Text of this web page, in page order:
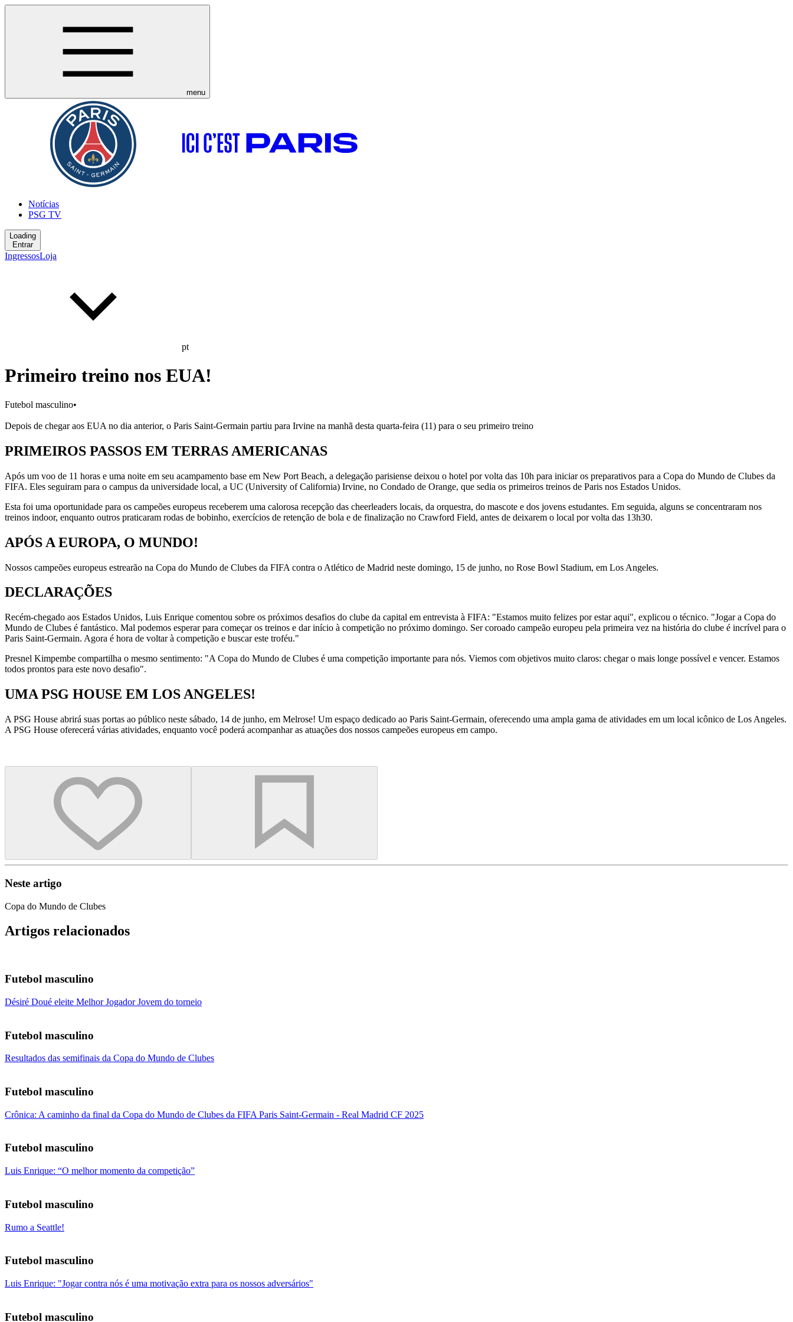
menu
Notícias
PSG TV
Loading
Entrar
IngressosLoja
pt
Primeiro treino nos EUA!
Futebol masculino•
Depois de chegar aos EUA no dia anterior, o Paris Saint-Germain partiu para Irvine na manhã desta quarta-feira (11) para o seu primeiro treino
PRIMEIROS PASSOS EM TERRAS AMERICANAS
Após um voo de 11 horas e uma noite em seu acampamento base em New Port Beach, a delegação parisiense deixou o hotel por volta das 10h para iniciar os preparativos para a Copa do Mundo de Clubes da
FIFA. Eles seguiram para o campus da universidade local, a UC (University of California) Irvine, no Condado de Orange, que sedia os primeiros treinos de Paris nos Estados Unidos.
Esta foi uma oportunidade para os campeões europeus receberem uma calorosa recepção das cheerleaders locais, da orquestra, do mascote e dos jovens estudantes. Em seguida, alguns se concentraram nos
treinos indoor, enquanto outros praticaram rodas de bobinho, exercícios de retenção de bola e de finalização no Crawford Field, antes de deixarem o local por volta das 13h30.
APÓS A EUROPA, O MUNDO!
Nossos campeões europeus estrearão na Copa do Mundo de Clubes da FIFA contra o Atlético de Madrid neste domingo, 15 de junho, no Rose Bowl Stadium, em Los Angeles.
DECLARAÇÕES
Recém-chegado aos Estados Unidos, Luis Enrique comentou sobre os próximos desafios do clube da capital em entrevista à FIFA: "Estamos muito felizes por estar aqui", explicou o técnico. "Jogar a Copa do
Mundo de Clubes é fantástico. Mal podemos esperar para começar os treinos e dar início à competição no próximo domingo. Ser coroado campeão europeu pela primeira vez na história do clube é incrível para o
Paris Saint-Germain. Agora é hora de voltar à competição e buscar este troféu."
Presnel Kimpembe compartilha o mesmo sentimento: "A Copa do Mundo de Clubes é uma competição importante para nós. Viemos com objetivos muito claros: chegar o mais longe possível e vencer. Estamos
todos prontos para este novo desafio".
UMA PSG HOUSE EM LOS ANGELES!
A PSG House abrirá suas portas ao público neste sábado, 14 de junho, em Melrose! Um espaço dedicado ao Paris Saint-Germain, oferecendo uma ampla gama de atividades em um local icônico de Los Angeles.
A PSG House oferecerá várias atividades, enquanto você poderá acompanhar as atuações dos nossos campeões europeus em campo.
Neste artigo
Copa do Mundo de Clubes
Artigos relacionados
Futebol masculino
Désiré Doué eleite Melhor Jogador Jovem do torneio
Futebol masculino
Resultados das semifinais da Copa do Mundo de Clubes
Futebol masculino
Crônica: A caminho da final da Copa do Mundo de Clubes da FIFA Paris Saint-Germain - Real Madrid CF 2025
Futebol masculino
Luis Enrique: “O melhor momento da competição”
Futebol masculino
Rumo a Seattle!
Futebol masculino
Luis Enrique: "Jogar contra nós é uma motivação extra para os nossos adversários"
Futebol masculino